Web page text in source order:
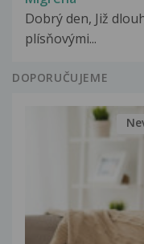
Dobrý den, Již
plísňovými...
DOPORUČUJEME